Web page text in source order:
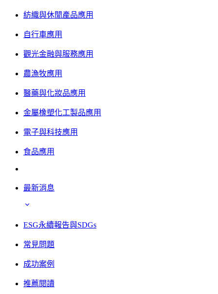
紡織與休閒產品應用
自行車應用
觀光金融與服務應用
農漁牧應用
醫藥與化妝品應用
金屬橡塑化工製品應用
電子與科技應用
食品應用
最新消息
ESG永續報告與SDGs
常見問題
成功案例
推薦閱讀